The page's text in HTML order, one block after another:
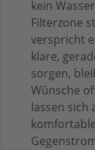
kein
Filterzone
verspricht
klare,
sorgen,
Wünsche
lassen sich